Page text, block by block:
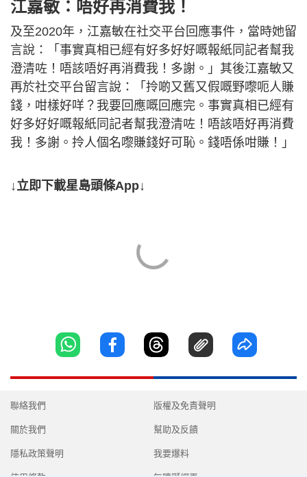
江嘉敏：唔好再消費我！
及至2020年，江嘉敏在社交平台回應事件，當時她留
言說：「事實真相已經有好多好好嘅報紙同記者幫我
澄清咗！唔該唔好再消費我！多謝。」其後江嘉敏又
再於社交平台留言說：「拎啲又舊又假嘅野嚟呃人賺
錢，咁樣好咩？我要回應嘅回應完。事實真相已經有
好多好好嘅報紙同記者幫我澄清咗！唔該唔好再消費
我！多謝。拎人個名嚟賺錢好可恥。錢唔係咁賺！」
↓立即下載星島頭條App↓
聯絡我們
關於我們
隱私政策聲明
版權及免責聲明
幫助及反饋
我要爆料